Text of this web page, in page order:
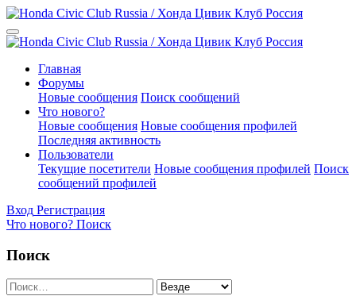
Главная
Форумы
Новые сообщения Поиск сообщений
Что нового?
Новые сообщения Новые сообщения профилей
Последняя активность
Пользователи
Текущие посетители Новые сообщения профилей Поиск
сообщений профилей
Вход Регистрация
Что нового? Поиск
Поиск